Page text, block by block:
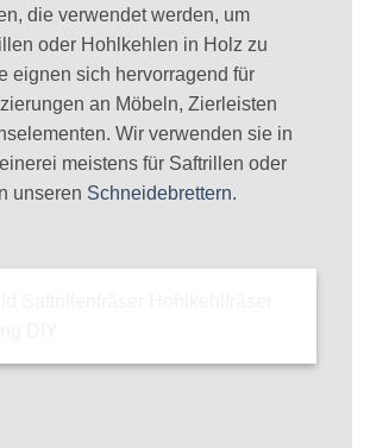
die verwendet werden, um
oder Hohlkehlen in Holz zu
eignen sich hervorragend für
an Möbeln, Zierleisten
Wir verwenden sie in
meistens für Saftrillen oder
unseren Schneidebrettern.